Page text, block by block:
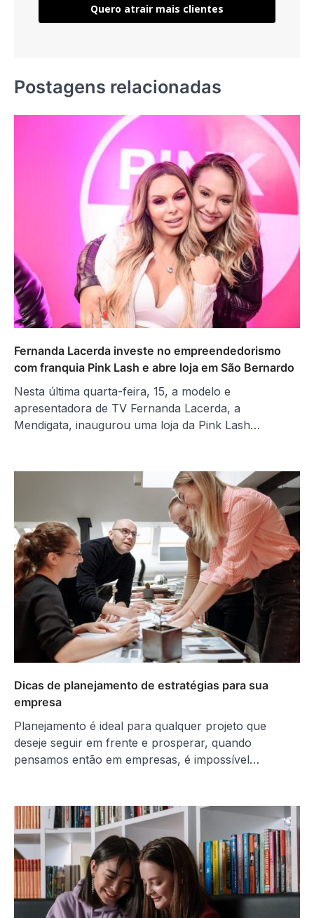
Quero atrair mais clientes
Postagens relacionadas
Fernanda Lacerda investe no empreendedorismo
com franquia Pink Lash e abre loja em São Bernardo
Nesta última quarta-feira, 15, a modelo e
apresentadora de TV Fernanda Lacerda, a
Mendigata, inaugurou uma loja da Pink Lash…
Dicas de planejamento de estratégias para sua
empresa
Planejamento é ideal para qualquer projeto que
deseje seguir em frente e prosperar, quando
pensamos então em empresas, é impossível…